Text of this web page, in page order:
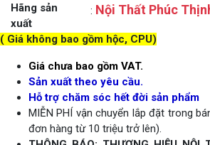
Hãng sản
xuất
: Nội Thất Phúc
( Giá không bao gồm hộc, CPU)
Giá chưa bao gồm VAT.
Sản xuất theo yêu cầu.
Hỗ trợ chăm sóc hết đời sản phẩm
MIỄN PHÍ vận chuyển lắp đặt trong
đơn hàng từ 10 triệu trở lên).